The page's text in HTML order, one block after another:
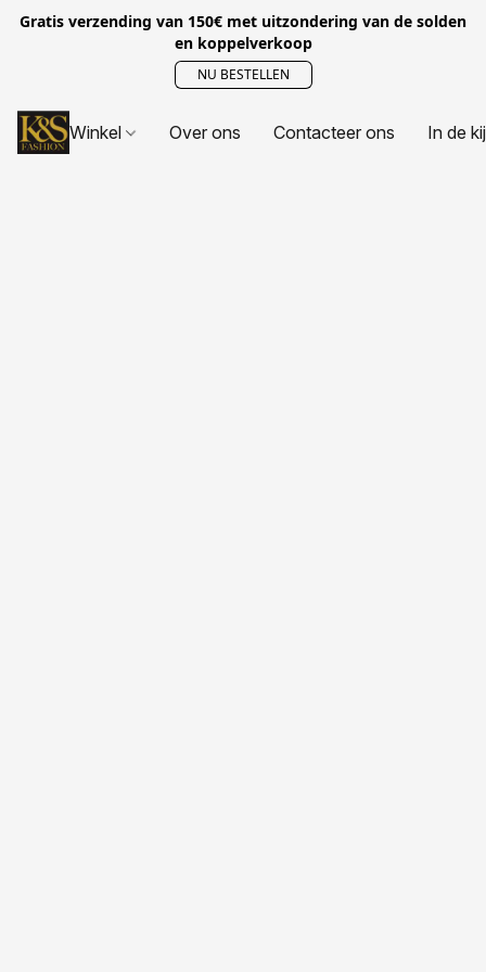
Gratis verzending van 150€ met uitzondering van de solden
en koppelverkoop
NU BESTELLEN
Winkel Over ons Contacteer ons In de